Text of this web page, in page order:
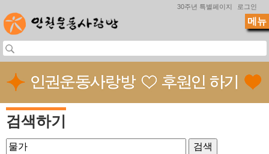
30주년 특별페이지 로그인
검색하기
메뉴